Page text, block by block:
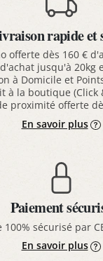
rapide et
offerte dès 160 €
jusqu'à 20kg
à Domicile et
à la boutique (Click
proximité offerte
En savoir plus
Paiement
sécurisé par
En savoir plus